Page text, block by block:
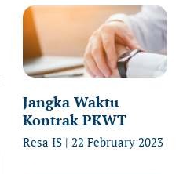
Jangka Waktu
Kontrak PKWT
Resa IS 22 February 2023